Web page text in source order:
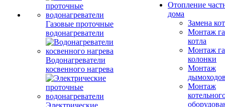
Газовые проточные
водонагреватели
Водонагреватели
косвенного нагрева
Электрические
Отопление
дома
Замена
Монтаж
котла
Монтаж
колонки
Монтаж
Монтаж